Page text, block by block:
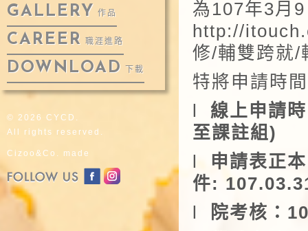
GALLERY 作品
CAREER 職涯進路
DOWNLOAD 下載
為107年3月
http://
修/輔雙跨就/
特將申請時間
線上申請
至課註組)
申請表正
件:
院考核 ：
© 2026 CYCD.
All rights reserved.
Cizoo&Co. made